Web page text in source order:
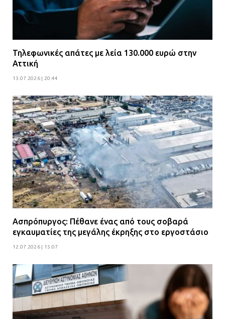
Τηλεφωνικές απάτες με λεία 130.000 ευρώ στην
Αττική
13.07.2026 | 20:44
Ασπρόπυργος: Πέθανε ένας από τους σοβαρά
εγκαυματίες της μεγάλης έκρηξης στο εργοστάσιο
12.07.2026 | 15:07